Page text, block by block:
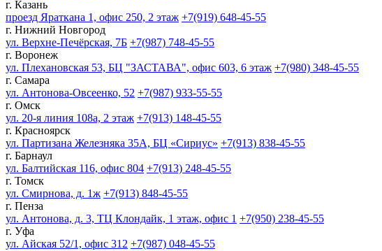
г. Казань
проезд Яраткана 1, офис 250, 2 этаж +7(919) 648-45-55
г. Нижний Новгород
ул. Верхне-Печёрская, 7Б +7(987) 748-45-55
г. Воронеж
ул. Плехановская 53, БЦ "ЗАСТАВА", офис 603, 6 этаж +7(980) 348-45-55
г. Самара
ул. Антонова-Овсеенко, 52 +7(987) 933-55-55
г. Омск
ул. 20-я линия 108а, 2 этаж +7(913) 148-45-55
г. Красноярск
ул. Партизана Железняка 35А, БЦ «Сириус» +7(913) 838-45-55
г. Барнаул
ул. Балтийская 116, офис 804 +7(913) 248-45-55
г. Томск
ул. Смирнова, д. 1ж +7(913) 848-45-55
г. Пенза
ул. Антонова, д. 3, ТЦ Клондайк, 1 этаж, офис 1 +7(950) 238-45-55
г. Уфа
ул. Айская 52/1, офис 312 +7(987) 048-45-55